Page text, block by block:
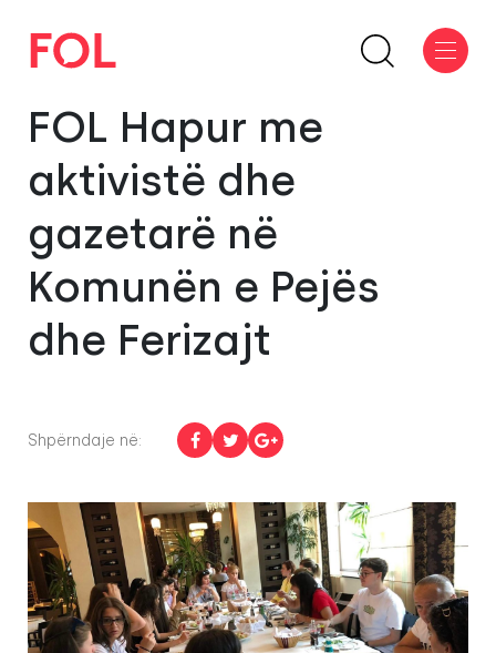
FOL Hapur me
aktivistë dhe
gazetarë në
Komunën e Pejës
dhe Ferizajt
Shpërndaje në: